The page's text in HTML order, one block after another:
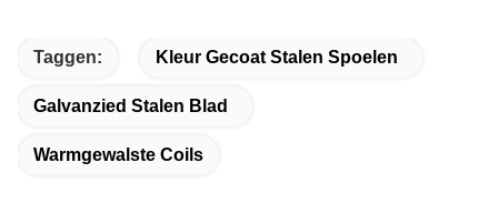
Taggen: Kleur Gecoat Stalen Spoelen
Galvanzied Stalen Blad
Warmgewalste Coils